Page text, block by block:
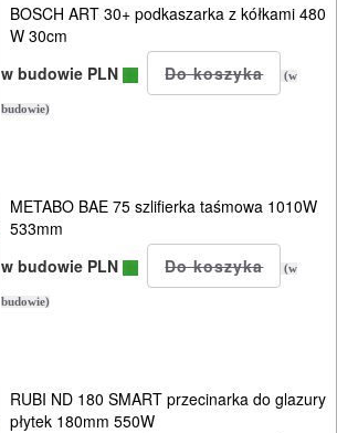
BOSCH ART 30+ podkaszarka z kółkami 480
W 30cm
w budowie PLN
(w
budowie)
METABO BAE 75 szlifierka taśmowa 1010W
533mm
w budowie PLN
(w
budowie)
RUBI ND 180 SMART przecinarka do glazury
płytek 180mm 550W